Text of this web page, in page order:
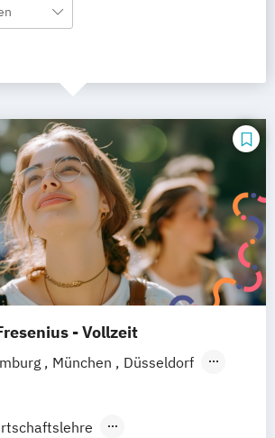
- Vollzeit
München
Düsseldorf